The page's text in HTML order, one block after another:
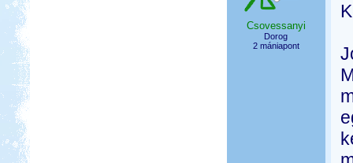
Csovessanyi
Dorog
2 mániapont